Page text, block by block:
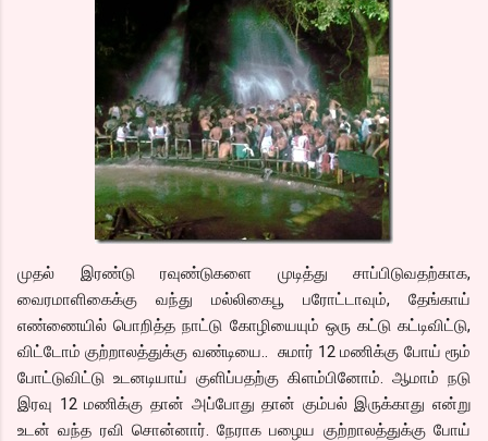
முதல் இரண்டு ரவுண்டுகளை முடித்து சாப்பிடுவதற்காக,
வைரமாளிகைக்கு வந்து மல்லிகைபூ பரோட்டாவும், தேங்காய்
எண்ணையில் பொறித்த நாட்டு கோழியையும் ஒரு கட்டு கட்டிவிட்டு,
விட்டோம் குற்றாலத்துக்கு வண்டியை.. சுமார் 12 மணிக்கு போய் ரூம்
போட்டுவிட்டு உடனடியாய் குளிப்பதற்கு கிளம்பினோம். ஆமாம் நடு
இரவு 12 மணிக்கு தான் அப்போது தான் கும்பல் இருக்காது என்று
உடன் வந்த ரவி சொன்னார். நேராக பழைய குற்றாலத்துக்கு போய்